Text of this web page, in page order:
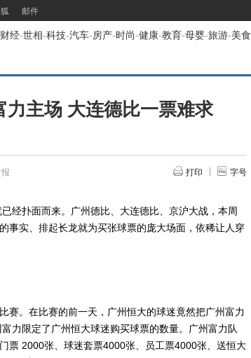
邮件
财经-世相-科技-汽车-房产-时尚-健康-教育-母婴-旅游-美食
主场 大连德比一票难求
打印 字号
扑面而来。广州德比、大连德比、京沪大战，本周
事实、排起长龙就为买张球票的庞大场面，依稀让人穿
。在比赛的前一天，广州恒大的球迷竟然把广州富力
限定了广州恒大球迷购买球票的数量。广州富力队
票 2000张、球迷套票4000张、员工票4000张、送恒大